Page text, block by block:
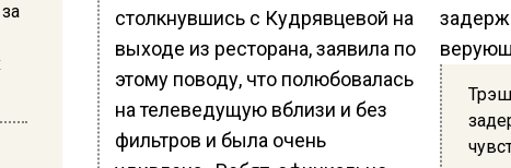
столкнувшись с Кудрявцевой на
выходе из ресторана, заявила по
этому поводу, что полюбовалась
на телеведущую вблизи и без
фильтров и была очень